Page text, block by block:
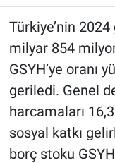
Türkiye’nin
milyar 854
GSYH’ye oranı
geriledi. Genel
harcamaları
sosyal katkı
borç stoku